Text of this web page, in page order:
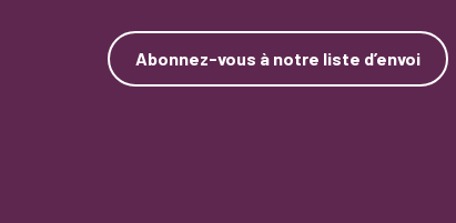
Abonnez-vous à notre liste d’envoi